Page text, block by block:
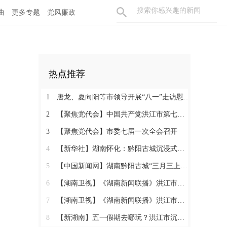
更多专题 党风廉政
热点推荐
1 唐龙、夏向阳等市领导开展“八一”走访慰问活动
2 【聚焦党代会】中国共产党洪江市第七次代表大会胜利闭幕
3 【聚焦党代会】市委七届一次全会召开
4 【新华社】湖南怀化：黔阳古城沉浸式玩法热度攀升
5 【中国新闻网】湖南黔阳古城“三月三上巳节”演绎千年文化盛宴
6 【湖南卫视】《湖南新闻联播》洪江市：相约三月三 体验地道民俗
7 【湖南卫视】《湖南新闻联播》洪江市：相约三月三 体验地道民俗
8 【新湖南】五一假期去哪玩？洪江市沉浸式西游、趣味农耕、青春汇演……5天不重样